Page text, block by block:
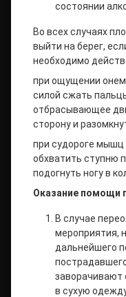
состоянии
Во всех случаях
выйти на берег,
необходимо
при ощущении
силой сжать
отбрасывающее
сторону и
при судороге мышц
обхватить ступню
подогнуть ногу в
Оказание помощи
В случае
мероприятия,
дальнейшего
заворачивают
в сухую